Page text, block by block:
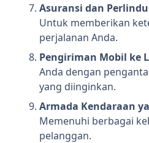
Asuransi dan
Untuk memberikan
perjalanan Anda.
Pengiriman Mobil ke
Anda dengan
yang diinginkan.
Armada Kendaraan
Memenuhi berbagai
pelanggan.